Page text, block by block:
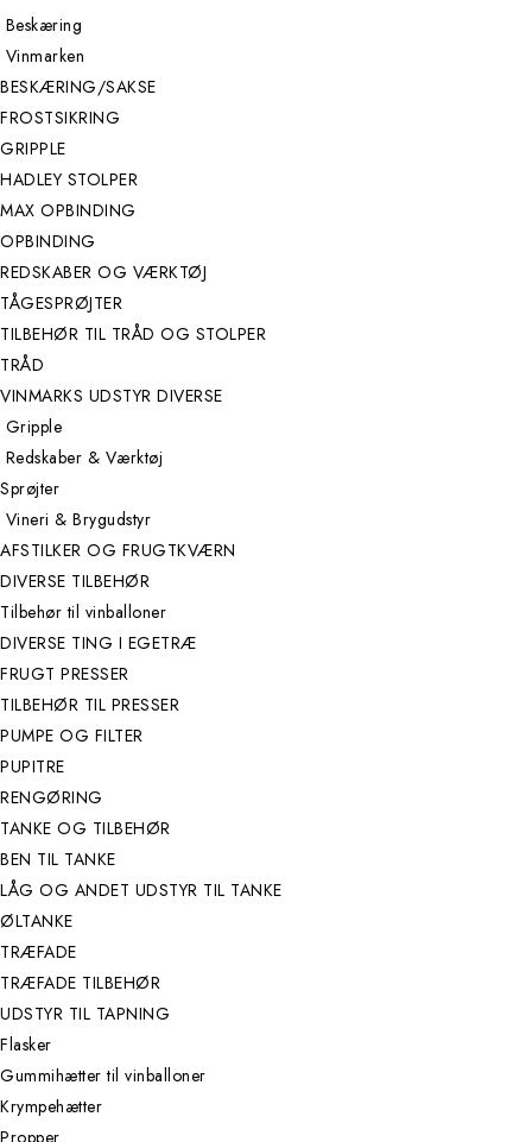
Beskæring
Vinmarken
BESKÆRING/SAKSE
FROSTSIKRING
GRIPPLE
HADLEY STOLPER
MAX OPBINDING
OPBINDING
REDSKABER OG VÆRKTØJ
TÅGESPRØJTER
TILBEHØR TIL TRÅD OG STOLPER
TRÅD
VINMARKS UDSTYR DIVERSE
Gripple
Redskaber & Værktøj
Sprøjter
Vineri & Brygudstyr
AFSTILKER OG FRUGTKVÆRN
DIVERSE TILBEHØR
Tilbehør til vinballoner
DIVERSE TING I EGETRÆ
FRUGT PRESSER
TILBEHØR TIL PRESSER
PUMPE OG FILTER
PUPITRE
RENGØRING
TANKE OG TILBEHØR
BEN TIL TANKE
LÅG OG ANDET UDSTYR TIL TANKE
ØLTANKE
TRÆFADE
TRÆFADE TILBEHØR
UDSTYR TIL TAPNING
Flasker
Gummihætter til vinballoner
Krympehætter
Propper